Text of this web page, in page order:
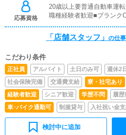
お過ごしいただくため、
行っていただきます。
応募資格
20歳以上要普通自動車運
職種経験者歓迎■ブランク
「店舗スタッフ」 の仕
こだわり条件
正社員 アルバイト 土日のみ可 週休2
社会保険完備
交通費支給 寮・社宅あり
経験者歓迎
シニア歓迎 学歴不問 履歴
車･バイク通勤可
制服貸与 入社祝い金
検討中に追加